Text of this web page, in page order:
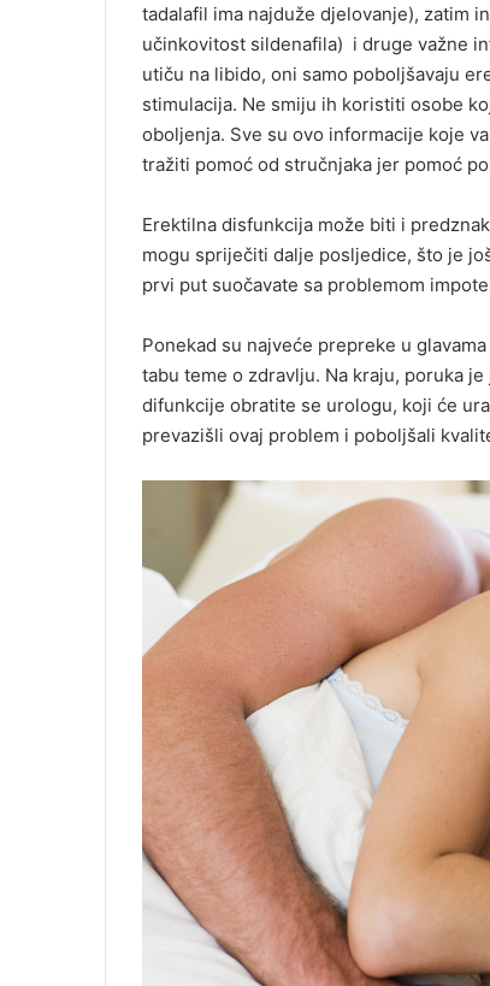
tadalafil ima najduže djelovanje), zatim
učinkovitost sildenafila) i druge važne
utiču na libido, oni samo poboljšavaju
stimulacija. Ne smiju ih koristiti osobe
oboljenja. Sve su ovo informacije koje
tražiti pomoć od stručnjaka jer pomoć
Erektilna disfunkcija može biti i
mogu spriječiti dalje posljedice, što je
prvi put suočavate sa problemom
Ponekad su najveće prepreke u
tabu teme o zdravlju. Na kraju, poruka
difunkcije obratite se urologu, koji će
prevazišli ovaj problem i poboljšali